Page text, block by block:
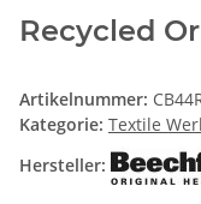
Recycled
Artikelnummer:
Kategorie: Textile
Hersteller: